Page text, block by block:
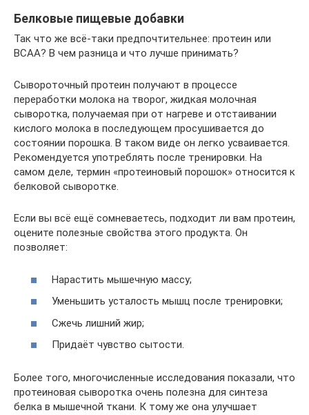
Белковые пищевые добавки
Так что же всё-таки предпочтительнее: протеин или
BCAA? В чем разница и что лучше принимать?
Сывороточный протеин получают в процессе
переработки молока на творог, жидкая молочная
сыворотка, получаемая при от нагреве и отстаивании
кислого молока в последующем просушивается до
состоянии порошка. В таком виде он легко усваивается.
Рекомендуется употреблять после тренировки. На
самом деле, термин «протеиновый порошок» относится к
белковой сыворотке.
Если вы всё ещё сомневаетесь, подходит ли вам протеин,
оцените полезные свойства этого продукта. Он
позволяет:
Нарастить мышечную массу;
Уменьшить усталость мышц после тренировки;
Сжечь лишний жир;
Придаёт чувство сытости.
Более того, многочисленные исследования показали, что
протеиновая сыворотка очень полезна для синтеза
белка в мышечной ткани. К тому же она улучшает